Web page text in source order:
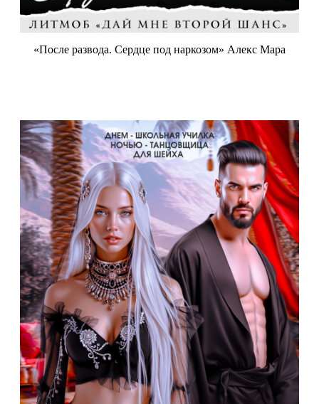
«После развода. Сердце под наркозом» Алекс Мара